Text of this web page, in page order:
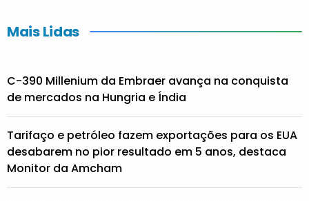
Mais Lidas
C-390 Millenium da Embraer avança na conquista
de mercados na Hungria e Índia
Tarifaço e petróleo fazem exportações para os EUA
desabarem no pior resultado em 5 anos, destaca
Monitor da Amcham